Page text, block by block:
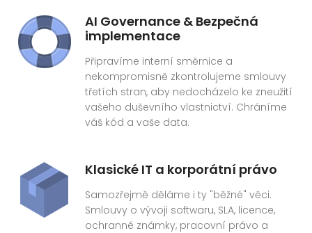
AI Governance & Bezpečná
implementace
Připravíme interní směrnice a
nekompromisně zkontrolujeme smlouvy
třetích stran, aby nedocházelo ke zneužití
vašeho duševního vlastnictví. Chráníme
váš kód a vaše data.
Klasické IT a korporátní právo
Samozřejmě děláme i ty "běžné" věci.
Smlouvy o vývoji softwaru, SLA, licence,
ochranné známky, pracovní právo a